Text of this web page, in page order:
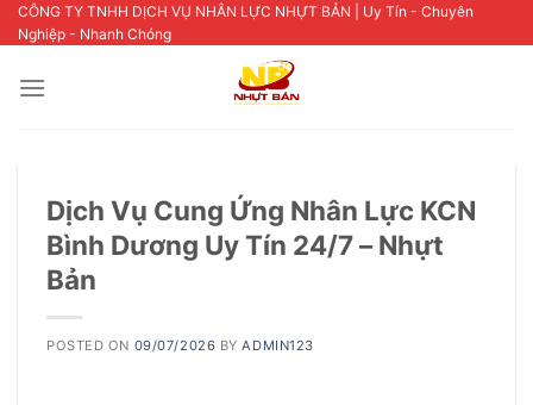
Skip
to
CÔNG TY TNHH DỊCH VỤ NHÂN LỰC NHỰT BẢN | Uy Tín - Chuyên
Nghiệp - Nhanh Chóng
Dịch Vụ Cung Ứng Nhân Lực KCN
Bình Dương Uy Tín 24/7 – Nhựt
Bản
POSTED ON 09/07/2026 BYADMIN123